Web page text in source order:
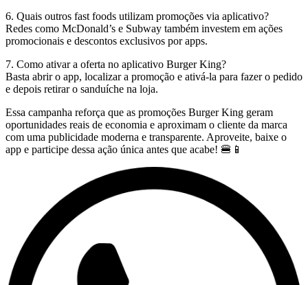
6. Quais outros fast foods utilizam promoções via aplicativo?
Redes como McDonald’s e Subway também investem em ações
promocionais e descontos exclusivos por apps.
7. Como ativar a oferta no aplicativo Burger King?
Basta abrir o app, localizar a promoção e ativá-la para fazer o pedido
e depois retirar o sanduíche na loja.
Essa campanha reforça que as promoções Burger King geram
oportunidades reais de economia e aproximam o cliente da marca
com uma publicidade moderna e transparente. Aproveite, baixe o
app e participe dessa ação única antes que acabe! 🍔📱